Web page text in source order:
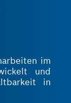
im
und
in